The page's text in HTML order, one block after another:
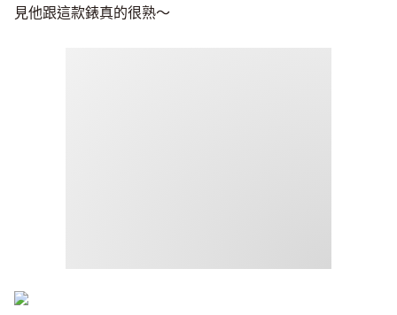
見他跟這款錶真的很熟～